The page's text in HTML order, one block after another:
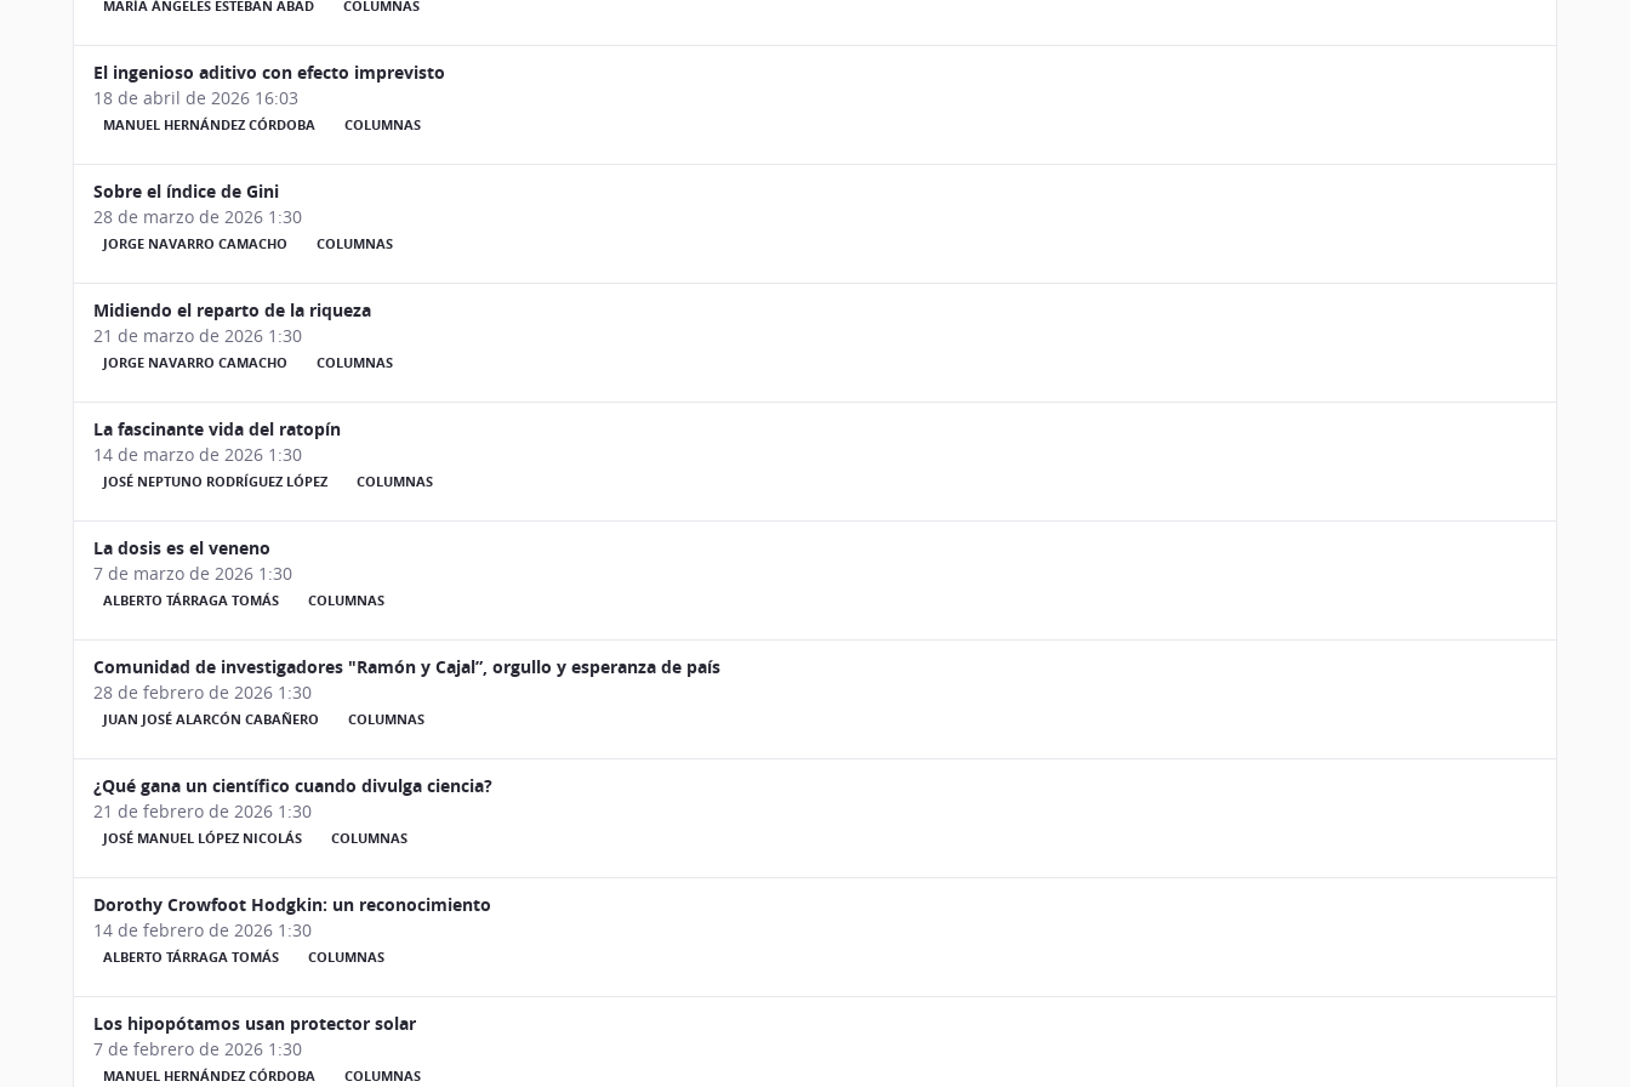
MARÍA ÁNGELES ESTEBAN ABAD COLUMNAS
El ingenioso aditivo con efecto imprevisto
18 de abril de 2026 16:03
MANUEL HERNÁNDEZ CÓRDOBA COLUMNAS
Sobre el índice de Gini
28 de marzo de 2026 1:30
JORGE NAVARRO CAMACHO COLUMNAS
Midiendo el reparto de la riqueza
21 de marzo de 2026 1:30
JORGE NAVARRO CAMACHO COLUMNAS
La fascinante vida del ratopín
14 de marzo de 2026 1:30
JOSÉ NEPTUNO RODRÍGUEZ LÓPEZ COLUMNAS
La dosis es el veneno
7 de marzo de 2026 1:30
ALBERTO TÁRRAGA TOMÁS COLUMNAS
Comunidad de investigadores "Ramón y Cajal”, orgullo y esperanza de país
28 de febrero de 2026 1:30
JUAN JOSÉ ALARCÓN CABAÑERO COLUMNAS
¿Qué gana un científico cuando divulga ciencia?
21 de febrero de 2026 1:30
JOSÉ MANUEL LÓPEZ NICOLÁS COLUMNAS
Dorothy Crowfoot Hodgkin: un reconocimiento
14 de febrero de 2026 1:30
ALBERTO TÁRRAGA TOMÁS COLUMNAS
Los hipopótamos usan protector solar
7 de febrero de 2026 1:30
MANUEL HERNÁNDEZ CÓRDOBA COLUMNAS